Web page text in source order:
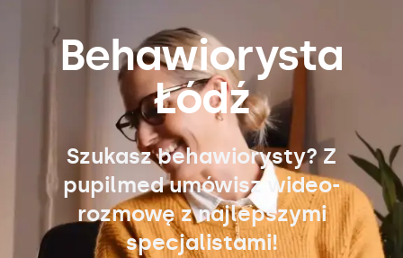
Behawiorysta
Łódź
Szukasz behawiorysty? Z
pupilmed umówisz wideo-
rozmowę z najlepszymi
specjalistami!